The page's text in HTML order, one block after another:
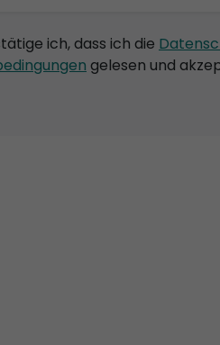
ich, dass ich die
gelesen und